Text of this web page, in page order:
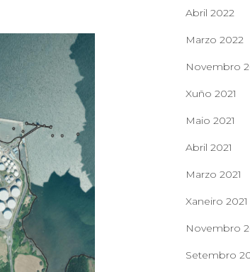
Abril 2022
Marzo 2022
Novembro
Xuño 2021
Maio 2021
Abril 2021
Marzo 2021
Xaneiro 2021
Novembro
Setembro